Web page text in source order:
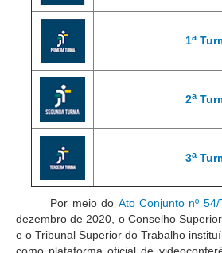
Serviços
Ação Trabalhista (Atermação)
Atermação On-line - Interior de Roraima
Atermação On-line - Interior do
Agendamento de Reclamação Verbal
Glossário
Consulta de Pautas
Atas de Sessões do Pleno
Audiências e Sessões
1a
2a
3a
Por meio do Ato Conjunto nº 54/
dezembro de 2020, o Conselho
e o Tribunal Superior do Trabalho